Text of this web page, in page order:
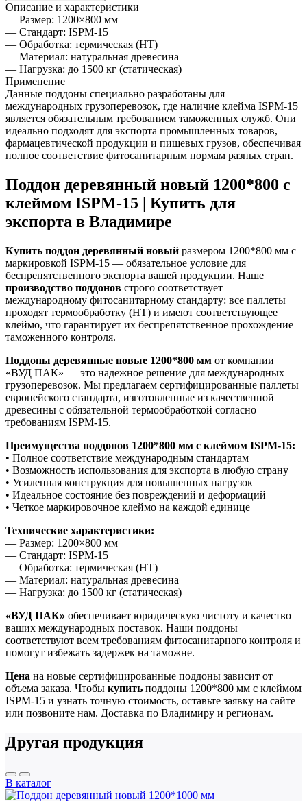
Описание и характеристики
— Размер: 1200×800 мм
— Стандарт: ISPM-15
— Обработка: термическая (HT)
— Материал: натуральная древесина
— Нагрузка: до 1500 кг (статическая)
Применение
Данные поддоны специально разработаны для
международных грузоперевозок, где наличие клейма ISPM-15
является обязательным требованием таможенных служб. Они
идеально подходят для экспорта промышленных товаров,
фармацевтической продукции и пищевых грузов, обеспечивая
полное соответствие фитосанитарным нормам разных стран.
Поддон деревянный новый 1200*800 с
клеймом ISPM-15 | Купить для
экспорта в Владимире
Купить поддон деревянный новый размером 1200*800 мм с
маркировкой ISPM-15 — обязательное условие для
беспрепятственного экспорта вашей продукции. Наше
производство поддонов строго соответствует
международному фитосанитарному стандарту: все паллеты
проходят термообработку (HT) и имеют соответствующее
клеймо, что гарантирует их беспрепятственное прохождение
таможенного контроля.
Поддоны деревянные новые 1200*800 мм от компании
«ВУД ПАК» — это надежное решение для международных
грузоперевозок. Мы предлагаем сертифицированные паллеты
европейского стандарта, изготовленные из качественной
древесины с обязательной термообработкой согласно
требованиям ISPM-15.
Преимущества поддонов 1200*800 мм с клеймом ISPM-15:
• Полное соответствие международным стандартам
• Возможность использования для экспорта в любую страну
• Усиленная конструкция для повышенных нагрузок
• Идеальное состояние без повреждений и деформаций
• Четкое маркировочное клеймо на каждой единице
Технические характеристики:
— Размер: 1200×800 мм
— Стандарт: ISPM-15
— Обработка: термическая (HT)
— Материал: натуральная древесина
— Нагрузка: до 1500 кг (статическая)
«ВУД ПАК» обеспечивает юридическую чистоту и качество
ваших международных поставок. Наши поддоны
соответствуют всем требованиям фитосанитарного контроля и
помогут избежать задержек на таможне.
Цена на новые сертифицированные поддоны зависит от
объема заказа. Чтобы купить поддоны 1200*800 мм с клеймом
ISPM-15 и узнать точную стоимость, оставьте заявку на сайте
или позвоните нам. Доставка по Владимиру и регионам.
Другая продукция
В каталог